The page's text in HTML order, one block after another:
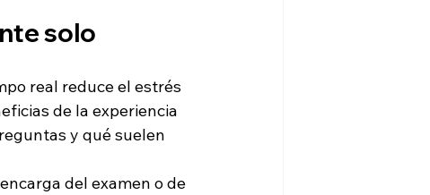
solo
real reduce el estrés
de la experiencia
y qué suelen
del examen o de